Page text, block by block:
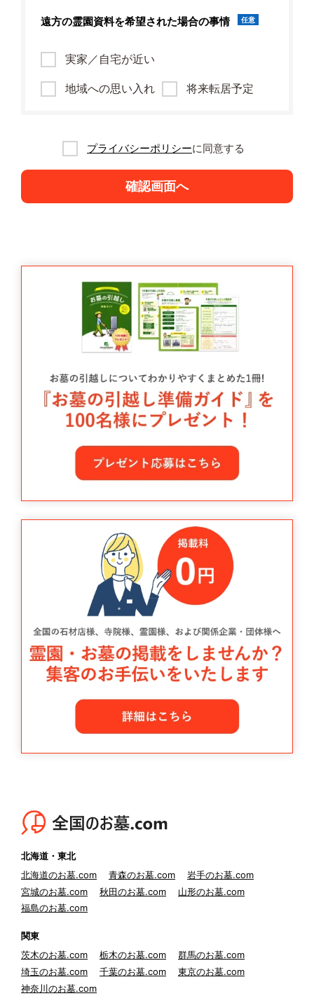
遠方の霊園資料を希望された場合の事情 任意
実家／自宅が近い
地域への思い入れ 将来転居予定
プライバシーポリシーに同意する
確認画面へ
北海道・東北
北海道のお墓.com
青森のお墓.com
岩手のお墓.com
宮城のお墓.com
秋田のお墓.com
山形のお墓.com
福島のお墓.com
関東
茨木のお墓.com
栃木のお墓.com
群馬のお墓.com
埼玉のお墓.com
千葉のお墓.com
東京のお墓.com
神奈川のお墓.com